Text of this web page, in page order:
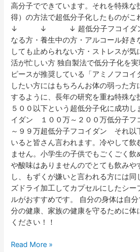
高分子でできています。それを特殊な
得）の方法で超低分子化した
↓ ↓ ↓ 超低分子フコイダン ・
なる方・養生中の方・アルコール好き
しても止められない方・ストレスが気
活が忙しい方 独自製法で低分子化を
ピースが推奨している「アミノフコイ
したい方にはもちろんお体の弱った方
するように、長年の研究を重ね特殊な
５００以下という超低分子化に成功し
イダン １００万～２００万低分子
～９９万超低分子フコイダン それ以
いると皆さん言われます。冷やして飲
ません。小学生の子供でもごくごく飲
や酸味はありませんのでとても飲みや
し、もずくが嫌いと言われる方には同
ズドライ加工してカプセルにしたシー
ルがおすすめです。 自分の身体は自
分の健康、家族の健康を守るために体
ください！！
Read More »